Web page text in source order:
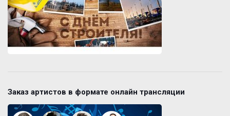
Заказ артистов в формате онлайн трансляции